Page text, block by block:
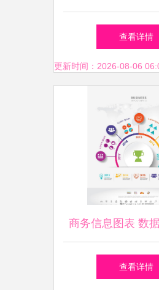
市场趋势报告-细
用、地区及竞
查看详情
更新时间：2026-08-06
商务信息图表 数
业务运营全景
查看详情